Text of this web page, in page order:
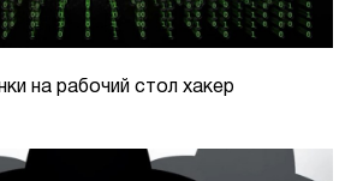
на рабочий стол хакер